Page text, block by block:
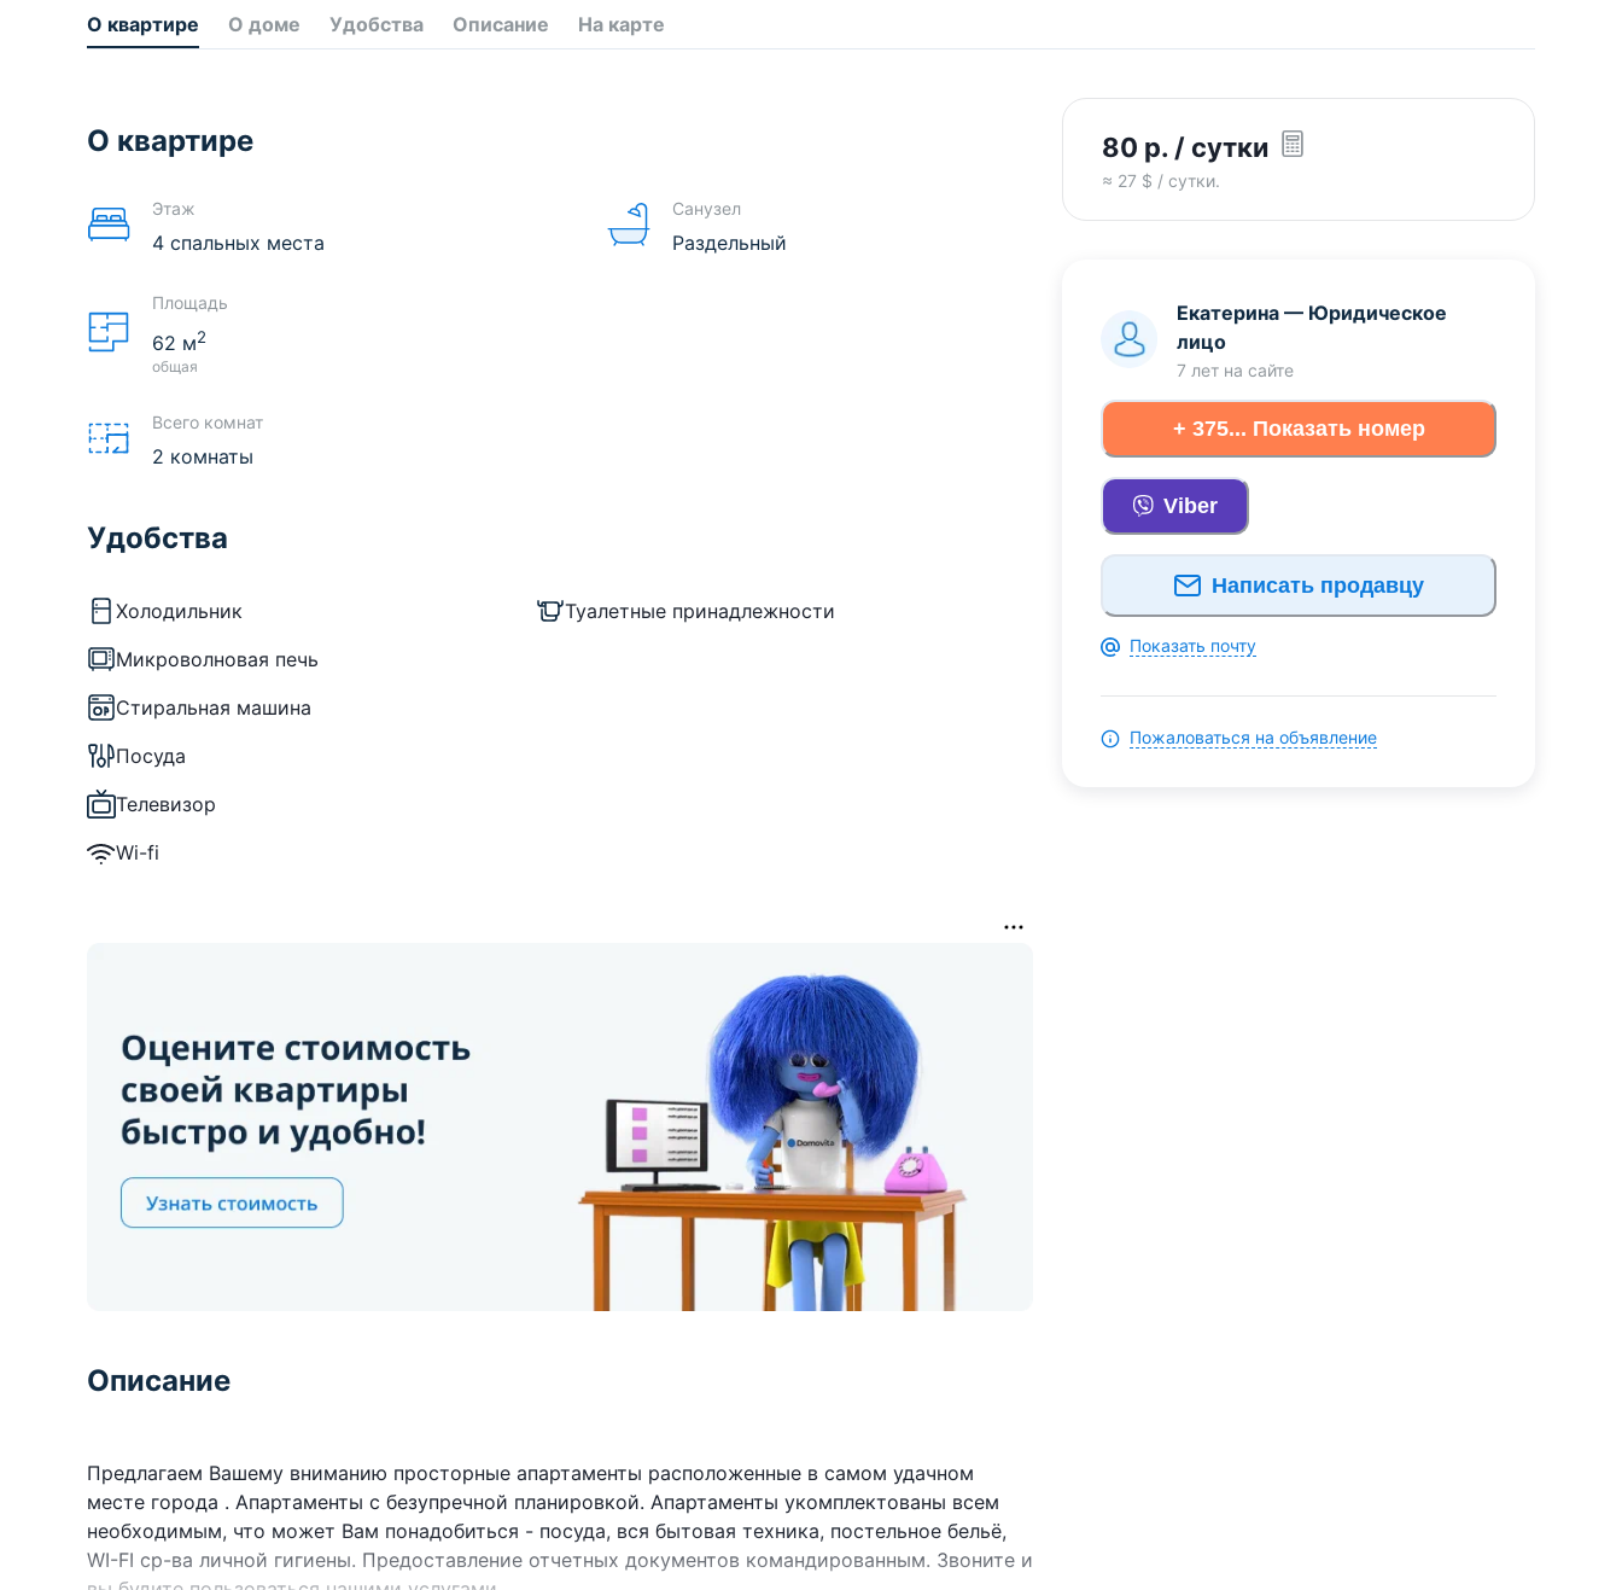
О квартире О доме Удобства Описание На карте
О квартире
Этаж
4 спальных места
Площадь
62 м2
общая
Всего комнат
2 комнаты
Санузел
Раздельный
Удобства
Холодильник
Микроволновая печь
Стиральная машина
Посуда
Телевизор
Wi-fi
Туалетные принадлежности
Описание
Предлагаем Вашему вниманию просторные апартаменты расположенные в самом удачном
месте города . Апартаменты с безупречной планировкой. Апартаменты укомплектованы всем
необходимым, что может Вам понадобиться - посуда, вся бытовая техника, постельное бельё,
WI-FI ср-ва личной гигиены. Предоставление отчетных документов командированным. Звоните и
80 р. / сутки
≈ 27 $ / сутки.
Екатерина — Юридическое
лицо
7 лет на сайте
+ 375... Показать номер
Viber
Написать продавцу
Показать почту
Пожаловаться на объявление